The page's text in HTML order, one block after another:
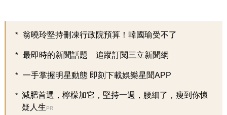
翁曉玲堅持刪凍行政院預算！韓國瑜受不了
最即時的新聞話題 追蹤訂閱三立新聞網
一手掌握明星動態 即刻下載娛樂星聞APP
減肥首選，檸檬加它，堅持一週，腰細了，瘦到你懷
疑人生 PR